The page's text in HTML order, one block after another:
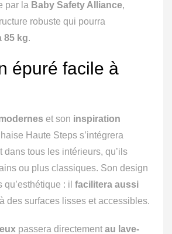
par la Baby Safety Alliance,
robuste qui pourra
85 kg.
épuré facile à
et son inspiration
Haute Steps s’intégrera
dans tous les intérieurs, qu’ils
ou plus classiques. Son design
: il facilitera aussi
des surfaces lisses et accessibles.
passera directement au lave-